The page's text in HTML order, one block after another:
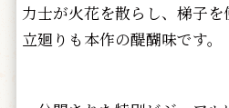
力士が火花を散らし、梯子
立廻りも本作の醍醐味です。